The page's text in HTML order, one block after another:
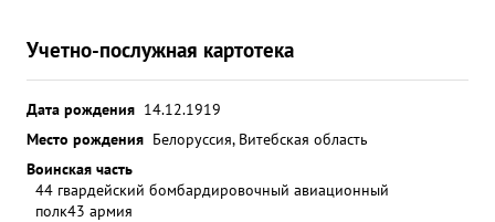
Учетно-послужная картотека
Дата рождения 14.12.1919
Место рождения Белоруссия, Витебская область
Воинская часть
44 гвардейский бомбардировочный авиационный
полк43 армия